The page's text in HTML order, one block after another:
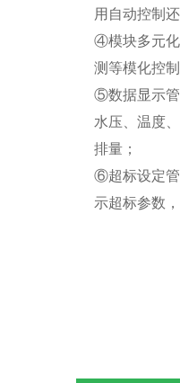
用自动控制
④模块多元化
测等模化控
⑤数据显示管
水压、温度
排量；
⑥超标设定管
示超标参数